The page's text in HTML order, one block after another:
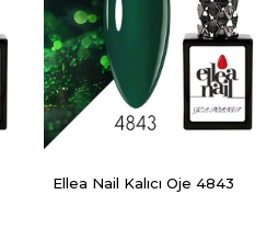
Ellea Nail Kalıcı Oje 4843